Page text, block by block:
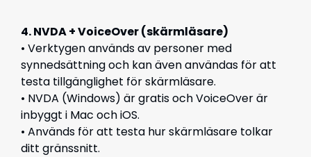
4. NVDA + VoiceOver (skärmläsare)
• Verktygen används av personer med
synnedsättning och kan även användas för att
testa tillgänglighet för skärmläsare.
• NVDA (Windows) är gratis och VoiceOver är
inbyggt i Mac och iOS.
• Används för att testa hur skärmläsare tolkar
ditt gränssnitt.